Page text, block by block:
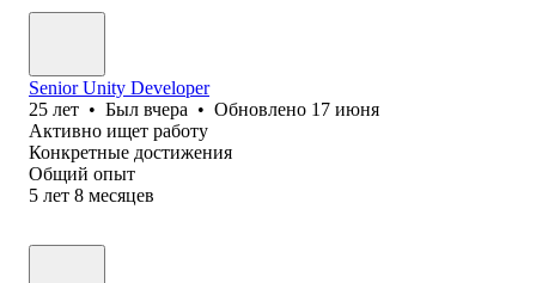
Senior Unity Developer
25 лет • Был вчера • Обновлено 17 июня
Активно ищет работу
Конкретные достижения
Общий опыт
5 лет 8 месяцев